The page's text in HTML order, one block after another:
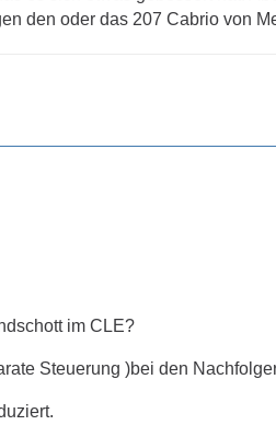
Irish Green. Verdesilber bekam
den oder das 207 Cabrio von
im CLE?
Steuerung )bei den